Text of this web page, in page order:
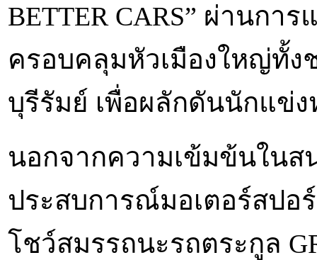
BETTER CARS” ผ่านก
ครอบคลุมหัวเมืองใหญ่ทั้ง
บุรีรัมย์ เพื่อผลักดันนักแข่
นอกจากความเข้มข้นในส
ประสบการณ์มอเตอร์สปอ
โชว์สมรรถนะรถตระกูล